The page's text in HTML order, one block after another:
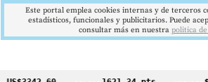
Este portal emplea cookies internas y de terceros
estadísticos, funcionales y publicitarios. Puede
consultar más en nuestra politica